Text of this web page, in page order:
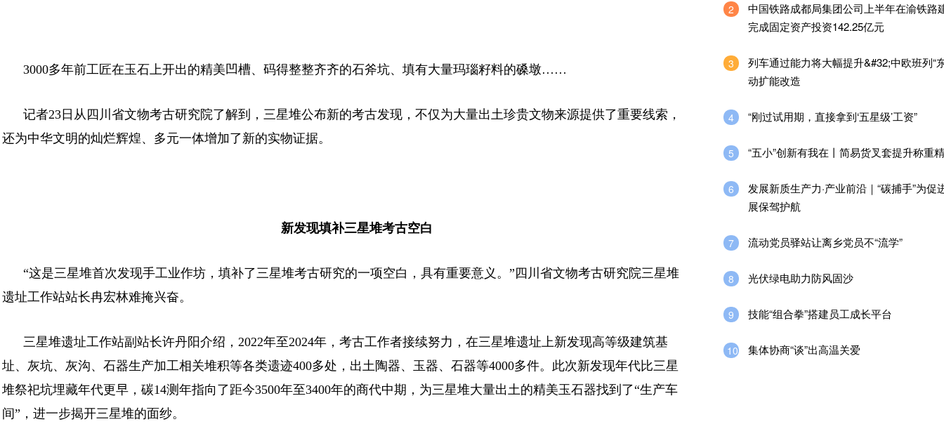
3000多年前工匠在玉石上开出的精美凹槽、码得整整齐齐的石斧坑、填有大量玛瑙籽料的磉墩……
记者23日从四川省文物考古研究院了解到，三星堆公布新的考古发现，不仅为大量出土珍贵文物来源提供了重要线索，
还为中华文明的灿烂辉煌、多元一体增加了新的实物证据。
新发现填补三星堆考古空白
“这是三星堆首次发现手工业作坊，填补了三星堆考古研究的一项空白，具有重要意义。”四川省文物考古研究院三星堆
遗址工作站站长冉宏林难掩兴奋。
三星堆遗址工作站副站长许丹阳介绍，2022年至2024年，考古工作者接续努力，在三星堆遗址上新发现高等级建筑基
址、灰坑、灰沟、石器生产加工相关堆积等各类遗迹400多处，出土陶器、玉器、石器等4000多件。此次新发现年代比三星
堆祭祀坑埋藏年代更早，碳14测年指向了距今3500年至3400年的商代中期，为三星堆大量出土的精美玉石器找到了“生产车
间”，进一步揭开三星堆的面纱。
2
中国铁路成都局集团公司上半年在渝铁路
完成固定资产投资142.25亿元
3
列车通过能力将大幅提升&#32;中欧班列“
动扩能改造
4 “刚过试用期，直接拿到‘五星级’工资”
5 “五小”创新有我在丨简易货叉套提升称重
6
发展新质生产力·产业前沿｜“碳捕手”为促
展保驾护航
7 流动党员驿站让离乡党员不“流学”
8 光伏绿电助力防风固沙
9 技能“组合拳”搭建员工成长平台
10 集体协商“谈”出高温关爱